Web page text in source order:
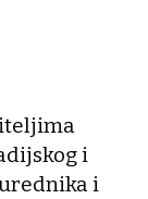
i
i